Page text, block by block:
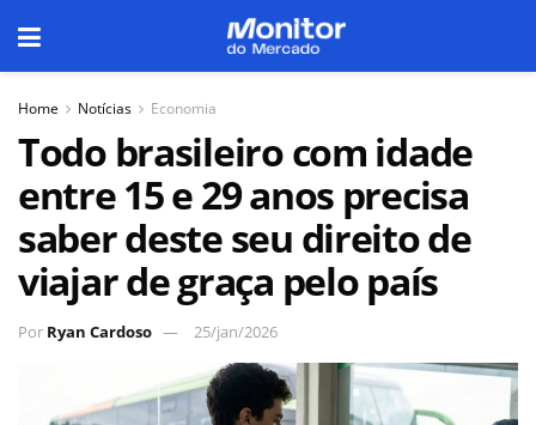
Home Notícias Economia
Todo brasileiro com idade
entre 15 e 29 anos precisa
saber deste seu direito de
viajar de graça pelo país
Por Ryan Cardoso 25/jan/2026